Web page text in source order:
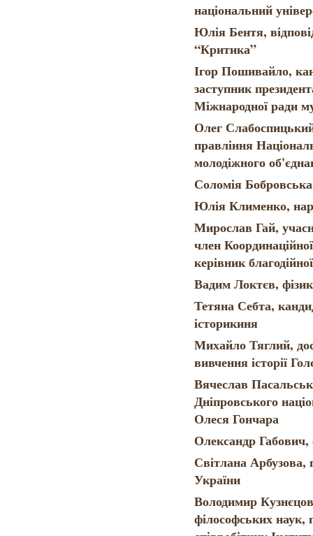
національний
Юлія Бентя,
“Критика”
Ігор Пошивайло,
заступник
Міжнародної ради
Олег
правління
молодіжного
Соломія
Юлія Клименко,
Мирослав Гай,
член
керівник
Вадим Локтєв,
Тетяна Себта,
історикиня
Михайло Тяглий,
вивчення історії
Вячеслав
Дніпровського
Олеся Гончара
Олександр Габович,
Світлана
України
Володимир
філософських наук,